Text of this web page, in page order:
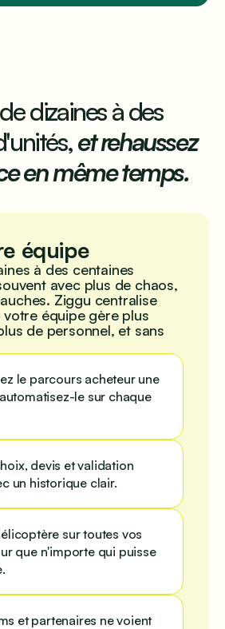
dizaines à des
et rehaussez
en même temps.
équipe
à des centaines
avec plus de chaos,
Ziggu centralise
équipe gère plus
de personnel, et sans
le parcours acheteur une
le sur chaque
devis et validation
un historique clair.
sur toutes vos
que n'importe qui puisse
et partenaires ne voient